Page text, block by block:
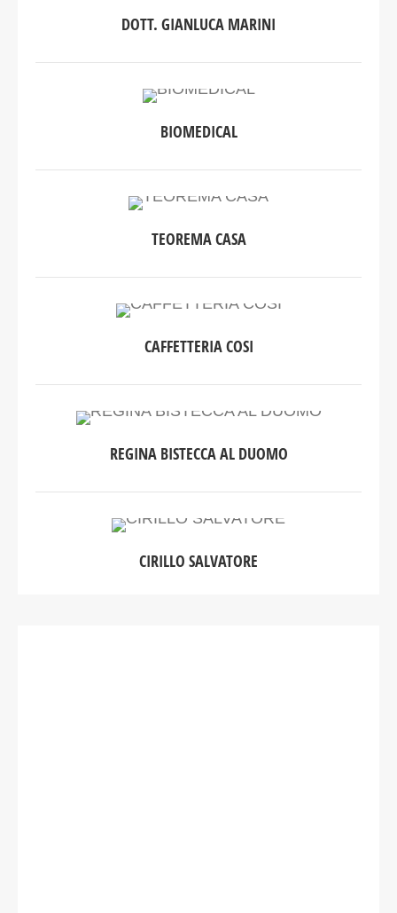
DOTT. GIANLUCA MARINI
BIOMEDICAL
TEOREMA CASA
CAFFETTERIA COSI
REGINA BISTECCA AL DUOMO
CIRILLO SALVATORE